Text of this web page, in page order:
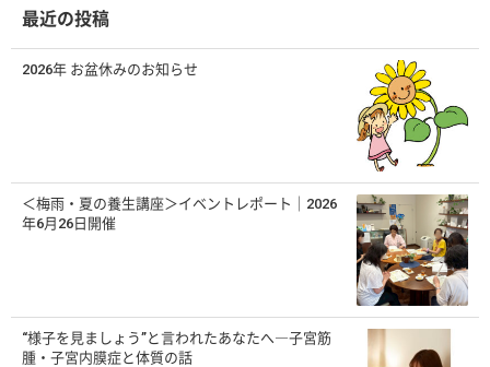
ブ
最近の投稿
2026年 お盆休みのお知らせ
＜梅雨・夏の養生講座＞イベントレポート｜2026
年6月26日開催
“様子を見ましょう”と言われたあなたへ―子宮筋
腫・子宮内膜症と体質の話